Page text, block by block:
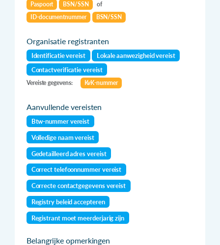
Paspoort
BSN/SSN
of
ID-documentnummer
BSN/SSN
Organisatie registranten
Identificatie vereist
Lokale aanwezigheid vereist
Contactverificatie vereist
Vereiste gegevens: KvK-nummer
Aanvullende vereisten
Btw-nummer vereist
Volledige naam vereist
Gedetailleerd adres vereist
Correct telefoonnummer vereist
Correcte contactgegevens vereist
Registry beleid accepteren
Registrant moet meerderjarig zijn
Belangrijke opmerkingen